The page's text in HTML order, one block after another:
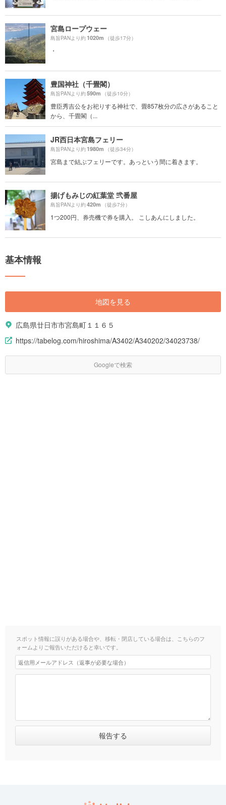
宮島ロープウェー
島旨PANより約1020m （徒歩17分）
・
豊国神社（千畳閣）
島旨PANより約590m （徒歩10分）
豊臣秀吉公をお祀りする神社で、畳857枚分の広さがあること
から、千畳閣（...
JR西日本宮島フェリー
島旨PANより約1980m （徒歩34分）
宮島まで結ぶフェリーです。あっという間に着きます。
揚げもみじの紅葉堂 弐番屋
島旨PANより約420m （徒歩7分）
1つ200円、券売機で券を購入。 こしあんにしました。
基本情報
地図を見る
広島県廿日市市宮島町１１６５
https://tabelog.com/hiroshima/A3402/A340202/34023738/
Googleで検索
スポット情報に誤りがある場合や、移転・閉店している場合は、こちらのフ
ォームよりご報告いただけると幸いです。